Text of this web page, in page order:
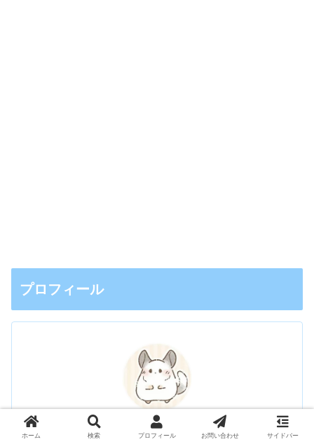
プロフィール
もるもる
アメリカの大自然に魅せられた元バックパッカー、現自称アク
ホーム 検索 プロフィール お問い合わせ サイドバー